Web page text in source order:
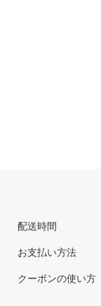
配送時間
お支払い方法
クーポンの使い方